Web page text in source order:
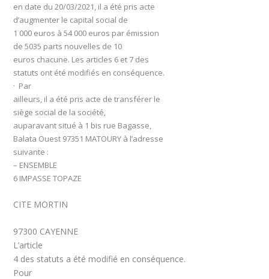
en date du 20/03/2021, il a été pris acte
d’augmenter le capital social de
1 000 euros à 54 000 euros par émission
de 5035 parts nouvelles de 10
euros chacune. Les articles 6 et 7 des
statuts ont été modifiés en conséquence.
· Par
ailleurs, il a été pris acte de transférer le
siège social de la société,
auparavant situé à 1 bis rue Bagasse,
Balata Ouest 97351 MATOURY à l’adresse
suivante :
– ENSEMBLE
6 IMPASSE TOPAZE
CITE MORTIN
97300 CAYENNE
L’article
4 des statuts a été modifié en conséquence.
Pour